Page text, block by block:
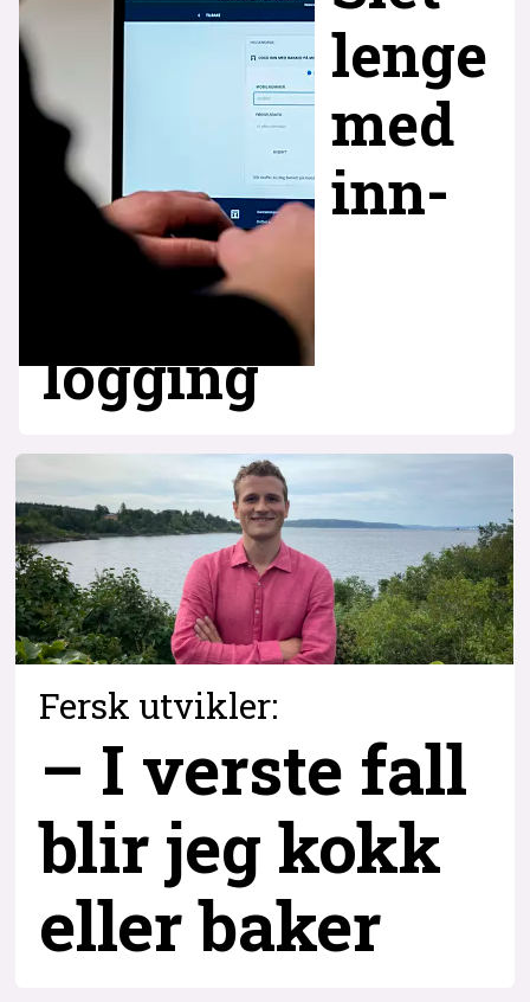
lenge
med
inn­
logging
Fersk utvikler:
– I verste fall
blir jeg kokk
eller baker